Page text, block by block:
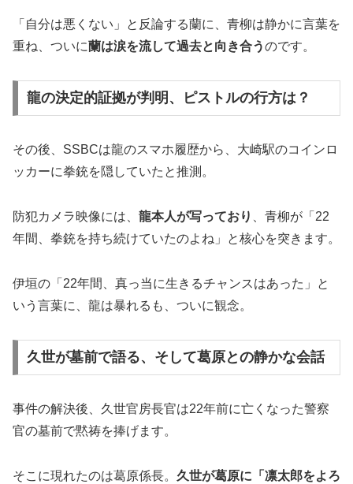
「自分は悪くない」と反論する蘭に、青柳は静かに言葉を
重ね、ついに蘭は涙を流して過去と向き合うのです。
龍の決定的証拠が判明、ピストルの行方は？
その後、SSBCは龍のスマホ履歴から、大崎駅のコインロ
ッカーに拳銃を隠していたと推測。
防犯カメラ映像には、 龍本人が写っており
、青柳が「22
年間、拳銃を持ち続けていたのよね」と核心を突きます。
伊垣の「22年間、真っ当に生きるチャンスはあった」と
いう言葉に、龍は暴れるも、ついに観念。
久世が墓前で語る、そして葛原との静かな会話
事件の解決後、久世官房長官は22年前に亡くなった警察
官の墓前で黙祷を捧げます。
そこに現れたのは葛原係長。 久世が葛原に「凛太郎をよろ